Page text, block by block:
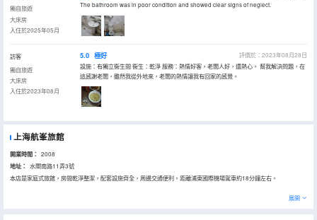
獨自旅遊
大床房
入住於2025年05月
The bathroom was in poor condition and showed clear signs of neglect.
訪客
獨自旅遊
大床房
入住於2023年08月
5.0 極好
評價於：2023年08月28日
設施：有獨立衞生間 衞生：乾淨 服務：熱情好客，老闆人好，還熱心。 幫我解決問題，在
這感謝老闆，雖然我從外地來，老闆的熱情讓我有回家的感覺。
上海航峯旅館
開業時間： 2008
地址：
水閘南路11弄3號
本店是家庭式旅館，房間乾淨整潔，配套設施齊全，周邊交通便利。距離浦東國際機場駕車約18分鐘左右。
展開